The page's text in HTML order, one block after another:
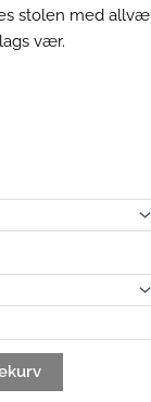
stolen med
vær.